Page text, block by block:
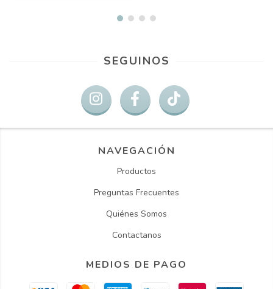
SEGUINOS
NAVEGACIÓN
Productos
Preguntas Frecuentes
Quiénes Somos
Contactanos
MEDIOS DE PAGO